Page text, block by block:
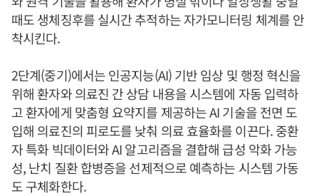
때도 생체징후를 실시간 추적하는 자가모니터링 체계를 안
착시킨다.
2단계(중기)에서는 인공지능(AI) 기반 임상 및 행정 혁신을
위해 환자와 의료진 간 상담 내용을 시스템에 자동 입력하
고 환자에게 맞춤형 요약지를 제공하는 AI 기술을 전면 도
입해 의료진의 피로도를 낮춰 의료 효율화를 이끈다. 중환
자 특화 빅데이터와 AI 알고리즘을 결합해 급성 악화 가능
성, 난치 질환 합병증을 선제적으로 예측하는 시스템 가동
도 구체화한다.